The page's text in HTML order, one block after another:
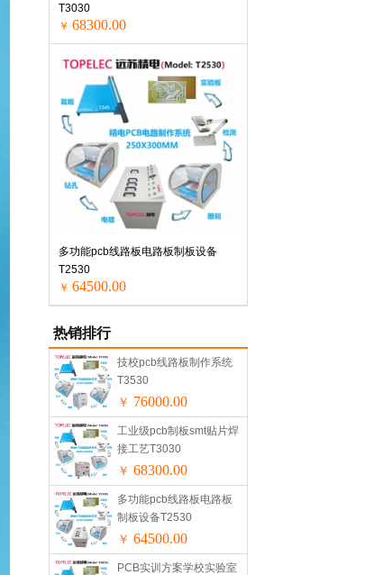
T3030
￥ 68300.00
多功能pcb线路板电路板制板设备
T2530
￥ 64500.00
热销排行
技校pcb线路板制作系统
T3530
￥ 76000.00
工业级pcb制板smt贴片焊
接工艺T3030
￥ 68300.00
多功能pcb线路板电路板
制板设备T2530
￥ 64500.00
PCB实训方案学校实验室